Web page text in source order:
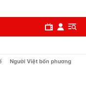
Người Việt bốn phương